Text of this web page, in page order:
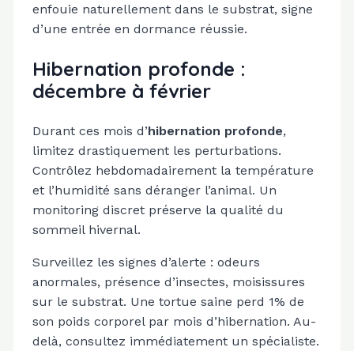
enfouie naturellement dans le substrat, signe
d’une entrée en dormance réussie.
Hibernation profonde :
décembre à février
Durant ces mois d’hibernation profonde,
limitez drastiquement les perturbations.
Contrôlez hebdomadairement la température
et l’humidité sans déranger l’animal. Un
monitoring discret préserve la qualité du
sommeil hivernal.
Surveillez les signes d’alerte : odeurs
anormales, présence d’insectes, moisissures
sur le substrat. Une tortue saine perd 1% de
son poids corporel par mois d’hibernation. Au-
delà, consultez immédiatement un spécialiste.